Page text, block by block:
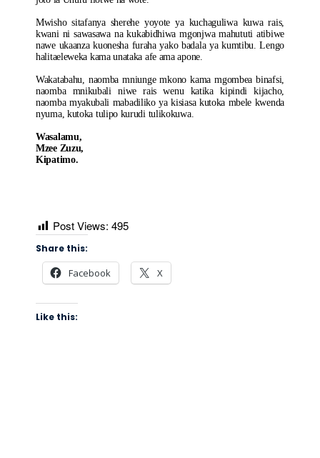
Mwisho sitafanya sherehe yoyote ya kuchaguliwa kuwa rais,
kwani ni sawasawa na kukabidhiwa mgonjwa mahututi atibiwe
nawe ukaanza kuonesha furaha yako badala ya kumtibu. Lengo
halitaeleweka kama unataka afe ama apone.
Wakatabahu, naomba mniunge mkono kama mgombea binafsi,
naomba mnikubali niwe rais wenu katika kipindi kijacho,
naomba myakubali mabadiliko ya kisiasa kutoka mbele kwenda
nyuma, kutoka tulipo kurudi tulikokuwa.
Wasalamu,
Mzee Zuzu,
Kipatimo.
Post Views: 495
Share this:
Facebook X
Like this: